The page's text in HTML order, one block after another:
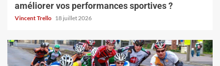
améliorer vos performances sportives ?
Vincent Trello 18 juillet 2026